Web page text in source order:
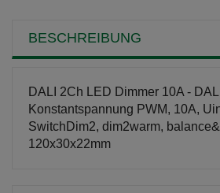
BESCHREIBUNG
DALI 2Ch LED Dimmer 10A -
Konstantspannung PWM, 10A,
SwitchDim2, dim2warm,
120x30x22mm